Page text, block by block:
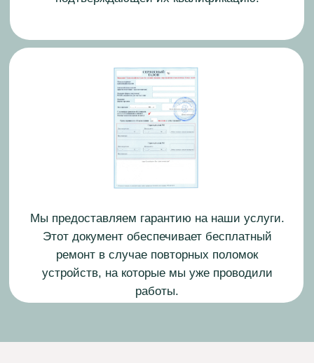
Егор Смирнов
Инженер-электрик
Опыт работы: 14 лет